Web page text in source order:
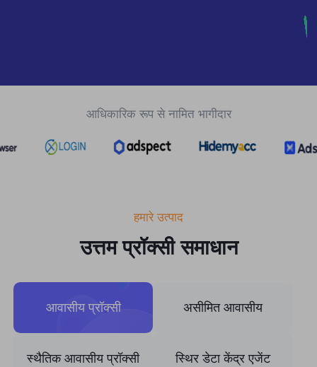
यूनाइटेड किंगडम
अधिक एकीकरण
आधिकारिक रूप से नामित भागीदार
हमारे उत्पाद
उत्तम प्रॉक्सी समाधान
आवासीय प्रॉक्सी असीमित आवासीय
स्थैतिक आवासीय प्रॉक्सी स्थिर डेटा केंद्र एजेंट